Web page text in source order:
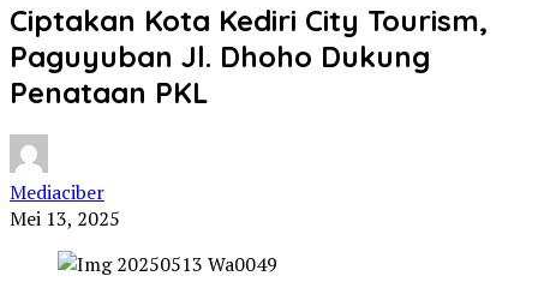
Ciptakan Kota Kediri City Tourism,
Paguyuban Jl. Dhoho Dukung
Penataan PKL
Mediaciber
Mei 13, 2025